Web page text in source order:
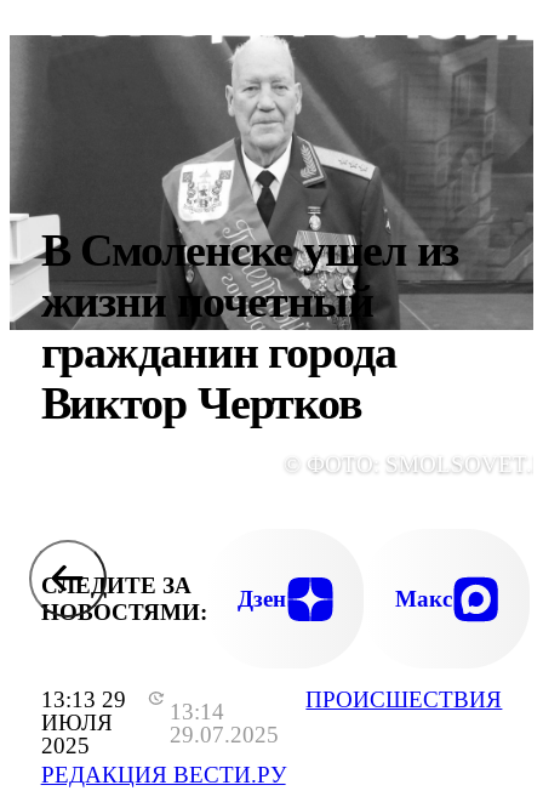
13:13 29
ИЮЛЯ
2025
13:14
29.07.2025
РЕДАКЦИЯ ВЕСТИ.РУ
ПРОИСШЕСТВИЯ
В Смоленске ушел из
жизни почетный
гражданин города
Виктор Чертков
© ФОТО:
СЛЕДИТЕ ЗА
НОВОСТЯМИ:
Дзен Макс